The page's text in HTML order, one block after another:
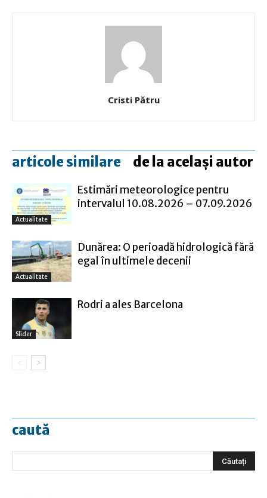
Cristi Pătru
articole similare de la același autor
Actualitate
Estimări meteorologice pentru
intervalul 10.08.2026 – 07.09.2026
Actualitate
Dunărea: O perioadă hidrologică fără
egal în ultimele decenii
Slider
Rodri a ales Barcelona
caută